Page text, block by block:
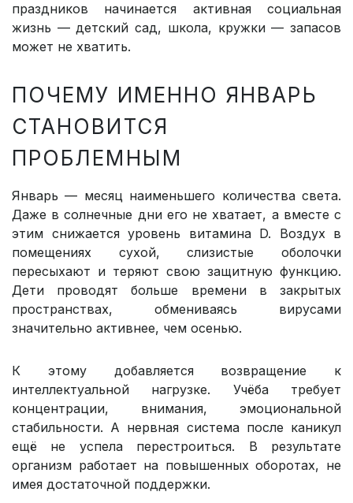
праздников начинается активная социальная
жизнь — детский сад, школа, кружки — запасов
может не хватить.
ПОЧЕМУ ИМЕННО ЯНВАРЬ
СТАНОВИТСЯ
ПРОБЛЕМНЫМ
Январь — месяц наименьшего количества света.
Даже в солнечные дни его не хватает, а вместе с
этим снижается уровень витамина D. Воздух в
помещениях сухой, слизистые оболочки
пересыхают и теряют свою защитную функцию.
Дети проводят больше времени в закрытых
пространствах, обмениваясь вирусами
значительно активнее, чем осенью.
К этому добавляется возвращение к
интеллектуальной нагрузке. Учёба требует
концентрации, внимания, эмоциональной
стабильности. А нервная система после каникул
ещё не успела перестроиться. В результате
организм работает на повышенных оборотах, не
имея достаточной поддержки.